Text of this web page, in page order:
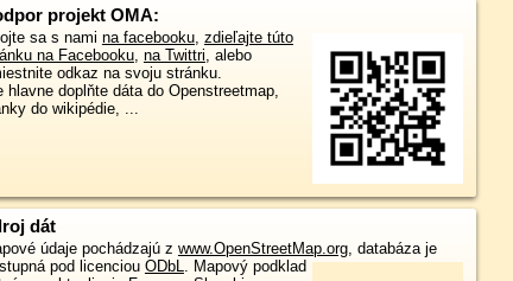
projekt OMA:
sa s nami na facebooku, zdieľajte túto
na Facebooku, na Twittri, alebo
odkaz na svoju stránku.
hlavne doplňte dáta do Openstreetmap,
do wikipédie, ...
dát
údaje pochádzajú z www.OpenStreetMap.org, databáza je
pod licenciou ODbL. Mapový podklad